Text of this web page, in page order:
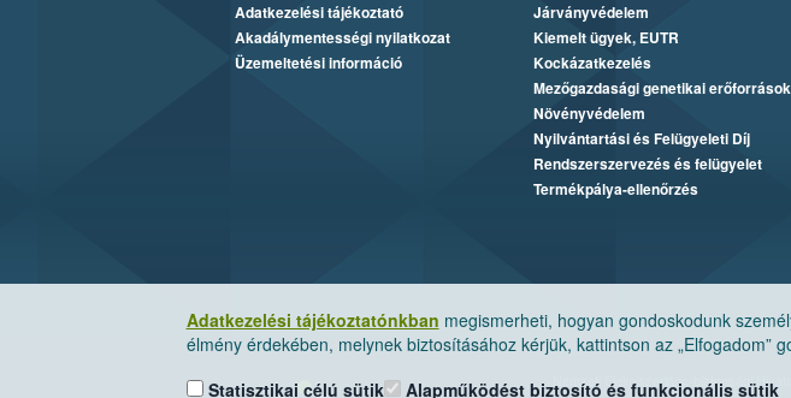
Adatkezelési tájékoztatónkban megismerheti, hogyan gondoskodunk
élmény érdekében, melynek biztosításához kérjük, kattintson az „Elfogadom”
Statisztikai célú sütik
Alapműködést biztosító és funkcionális sütik
Adatkezelési tájékoztató
Akadálymentességi nyilatkozat
Üzemeltetési információ
Járványvédelem
Kiemelt ügyek, EUTR
Kockázatkezelés
Mezőgazdasági genetikai erőforrások
Növényvédelem
Nyilvántartási és Felügyeleti Díj
Rendszerszervezés és felügyelet
Termékpálya-ellenőrzés
Nemzeti Élelmiszerlánc-biztonsági Hivatal